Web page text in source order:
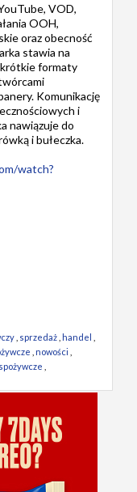
VOD,
OOH,
oraz obecność
stawia na
krótkie formaty
Komunikację
i
nawiązuje do
i bułeczka.
watch?
sprzedaż handel
nowości